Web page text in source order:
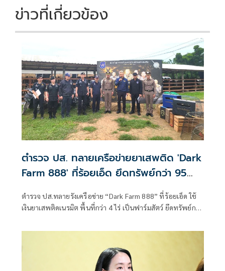
k k
ข่าวที่เกี่ยวข้อง
ตำรวจ ปส. ทลายเครือข่ายยาเสพติด 'Dark
Farm 888' ที่ร้อยเอ็ด ยึดทรัพย์กว่า 95
ตำรวจ ปส.ทลายรังเครือข่าย “Dark Farm 888” ที่ร้อยเอ็ด ใช้
เงินยาเสพติดเนรมิต พื้นที่กว่า 4 ไร่ เป็นฟาร์มสัตว์ ยึดทรัพย์กว่า